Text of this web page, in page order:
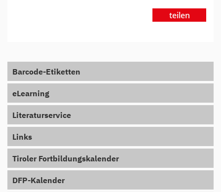
teilen
Barcode-Etiketten
eLearning
Literaturservice
Links
Tiroler Fortbildungskalender
DFP-Kalender